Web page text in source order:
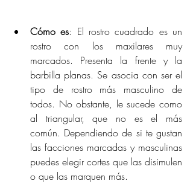
Cómo es: El rostro cuadrado es un
rostro con los maxilares muy
marcados. Presenta la frente y la
barbilla planas. Se asocia con ser el
tipo de rostro más masculino de
todos. No obstante, le sucede como
al triangular, que no es el más
común. Dependiendo de si te gustan
las facciones marcadas y masculinas
puedes elegir cortes que las disimulen
o que las marquen más.